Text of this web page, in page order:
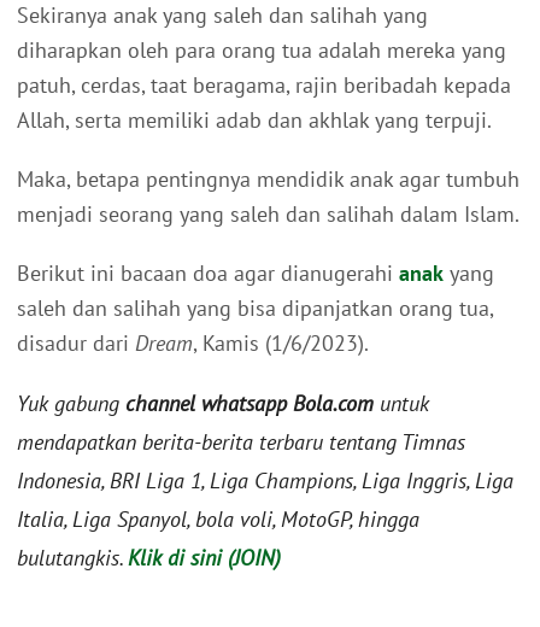
Sekiranya anak yang saleh dan salihah yang
diharapkan oleh para orang tua adalah mereka yang
patuh, cerdas, taat beragama, rajin beribadah kepada
Allah, serta memiliki adab dan akhlak yang terpuji.
Maka, betapa pentingnya mendidik anak agar tumbuh
menjadi seorang yang saleh dan salihah dalam Islam.
Berikut ini bacaan doa agar dianugerahi anak yang
saleh dan salihah yang bisa dipanjatkan orang tua,
disadur dari Dream, Kamis (1/6/2023).
Yuk gabung channel whatsapp Bola.com untuk
mendapatkan berita-berita terbaru tentang Timnas
Indonesia, BRI Liga 1, Liga Champions, Liga Inggris, Liga
Italia, Liga Spanyol, bola voli, MotoGP, hingga
bulutangkis.Klik di sini (JOIN)